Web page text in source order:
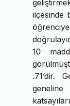
ilçesinde
10
.71’dir.